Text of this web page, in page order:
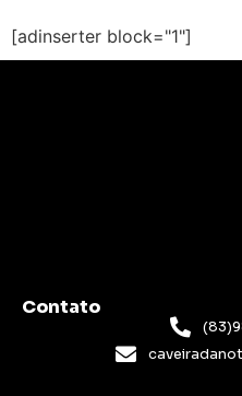
[adinserter block="1"]
Contato